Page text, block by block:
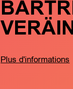
Plus d'informations